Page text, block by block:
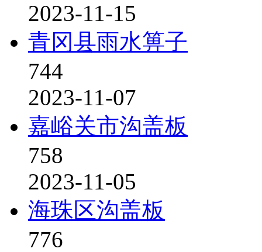
2023-11-15
青冈县雨水箅子
744
2023-11-07
嘉峪关市沟盖板
758
2023-11-05
海珠区沟盖板
776